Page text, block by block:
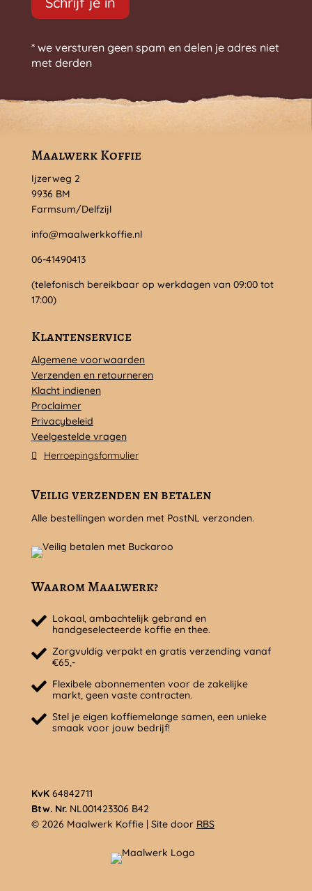
* we versturen geen spam en delen je adres niet
met derden
Maalwerk Koffie
Ijzerweg 2
9936 BM
Farmsum/Delfzijl
info@maalwerkkoffie.nl
06-41490413
(telefonisch bereikbaar op werkdagen van 09:00 tot
17:00)
Klantenservice
Algemene voorwaarden
Verzenden en retourneren
Klacht indienen
Proclaimer
Privacybeleid
Veelgestelde vragen
Herroepingsformulier
Veilig verzenden en betalen
Alle bestellingen worden met PostNL verzonden.
Waarom Maalwerk?
Lokaal, ambachtelijk gebrand en
handgeselecteerde koffie en thee.
Zorgvuldig verpakt en gratis verzending vanaf
€65,-
Flexibele abonnementen voor de zakelijke
markt, geen vaste contracten.
Stel je eigen koffiemelange samen, een unieke
smaak voor jouw bedrijf!
KvK64842711
Btw. Nr.NL001423306 B42
© 2026 Maalwerk Koffie | Site door RBS